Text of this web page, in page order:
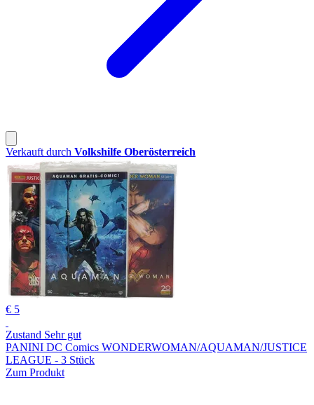
Verkauft durch Volkshilfe Oberösterreich
€ 5
Zustand Sehr gut
PANINI DC Comics WONDERWOMAN/AQUAMAN/JUSTICE
LEAGUE - 3 Stück
Zum Produkt